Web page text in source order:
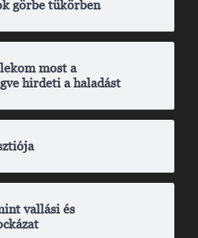
görbe tükörben
most a
hirdeti a haladást
vallási és